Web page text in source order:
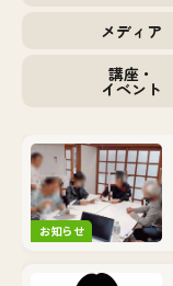
メディア
講座・
イベント
お知らせ